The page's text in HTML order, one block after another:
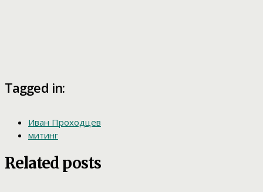
Tagged in:
Иван Проходцев
митинг
Related posts